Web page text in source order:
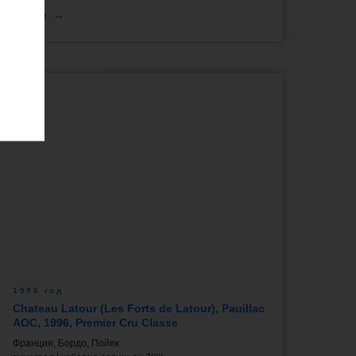
о вине
1996 год
Chateau Latour (Les Forts de Latour), Pauillac
AOC, 1996, Premier Cru Classe
Франция, Бордо, Пойяк